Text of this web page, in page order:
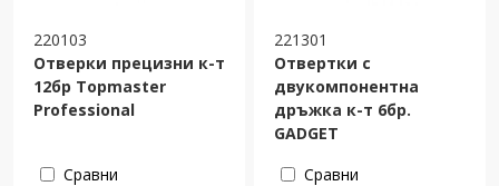
220103
Отверки прецизни к-т
12бр Topmaster
Professional
Сравни
221301
Отвертки с
двукомпонентна
дръжка к-т 6бр.
GADGET
Сравни